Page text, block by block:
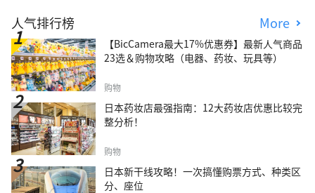
人气排行榜 More
【BicCamera最大17%优惠券】最新人气商品
23选＆购物攻略（电器、药妆、玩具等）
购物
日本药妆店最强指南：12大药妆店优惠比较完
整分析！
购物
日本新干线攻略！一次搞懂购票方式、种类区
分、座位